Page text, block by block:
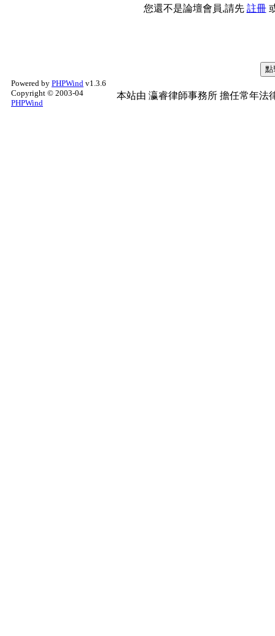
您還不是論壇會員,請先 註冊
Powered by PHPWind v1.3.6
Copyright © 2003-04
PHPWind
本站由 瀛睿律師事務所 擔任常年法